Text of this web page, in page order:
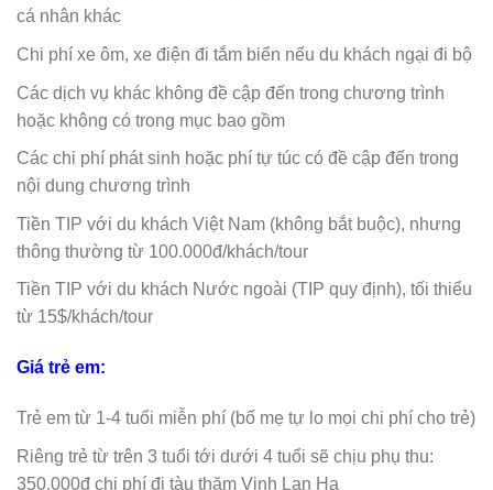
cá nhân khác
Chi phí xe ôm, xe điện đi tắm biển nếu du khách ngại đi bộ
Các dịch vụ khác không đề cập đến trong chương trình
hoặc không có trong mục bao gồm
Các chi phí phát sinh hoặc phí tự túc có đề cập đến trong
nội dung chương trình
Tiền TIP với du khách Việt Nam (không bắt buộc), nhưng
thông thường từ 100.000đ/khách/tour
Tiền TIP với du khách Nước ngoài (TIP quy định), tối thiểu
từ 15$/khách/tour
Giá trẻ em:
Trẻ em từ 1-4 tuổi miễn phí (bố mẹ tự lo mọi chi phí cho trẻ)
Riêng trẻ từ trên 3 tuổi tới dưới 4 tuổi sẽ chịu phụ thu:
350.000đ chi phí đi tàu thăm Vịnh Lan Hạ